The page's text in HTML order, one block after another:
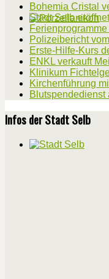
Bohemia Cristal
Stadt Selb
Polizeibericht
Erste-Hilfe-Kurs
ENKL verkauft
Klinikum
Kirchenführung
Blutspendedienst
Infos der Stadt Selb